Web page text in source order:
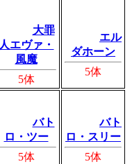
大罪
人エヴァ・
風魔
5体
エル
ダホーン
5体
バト
ロ・ツー
5体
バト
ロ・スリー
5体